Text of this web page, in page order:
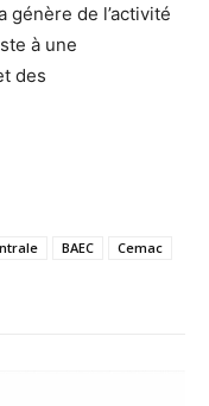
génère de l’activité
à une
des
BAEC
Cemac